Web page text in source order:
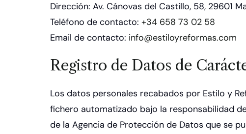
Dirección: Av. Cánovas del Castillo, 58, 29601
Teléfono de contacto: +34 658 73 02 58
Email de contacto: info@estiloyreformas.com
Registro de Datos de
Los datos personales recabados por Estilo y
fichero automatizado bajo la responsabilidad
de la Agencia de Protección de Datos que se